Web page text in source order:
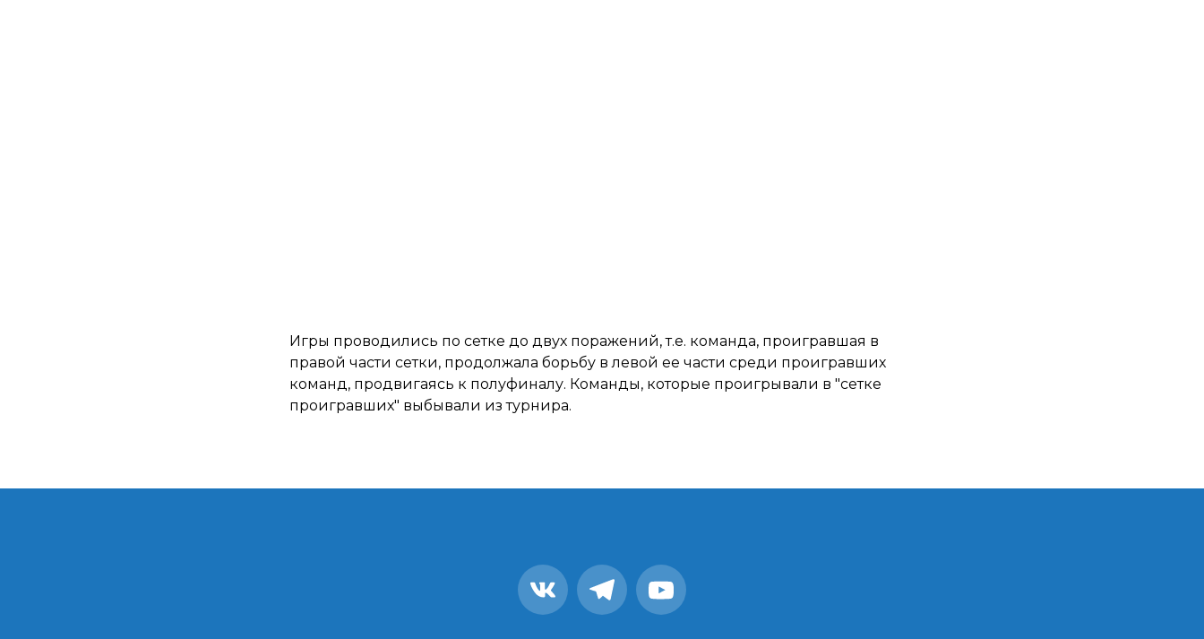
Игры проводились по сетке до двух поражений, т.е. команда, проигравшая в
правой части сетки, продолжала борьбу в левой ее части среди проигравших
команд, продвигаясь к полуфиналу. Команды, которые проигрывали в "сетке
проигравших" выбывали из турнира.